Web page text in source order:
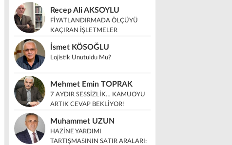
Recep Ali AKSOYLU
FİYATLANDIRMADA ÖLÇÜYÜ
KAÇIRAN İŞLETMELER
İsmet KÖSOĞLU
Lojistik Unutuldu Mu?
Mehmet Emin TOPRAK
7 AYDIR SESSİZLİK… KAMUOYU
ARTIK CEVAP BEKLİYOR!
Muhammet UZUN
HAZİNE YARDIMI
TARTIŞMASININ SATIR ARALARI: